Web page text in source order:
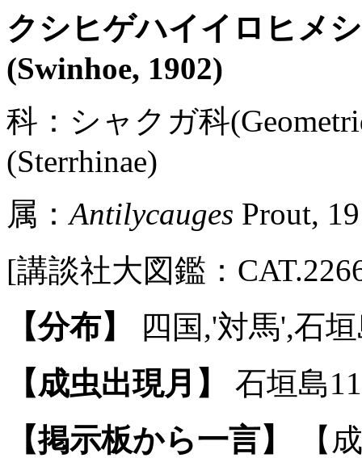
クシヒゲハイイロヒメ
(Swinhoe, 1902)
科：シャクガ科
(Sterrhinae)
属：Antilycauges Prout,
[講談社大図鑑：
【分布】
四国,'対馬',石
【成虫出現月】
石垣島
【掲示板から一言】
【